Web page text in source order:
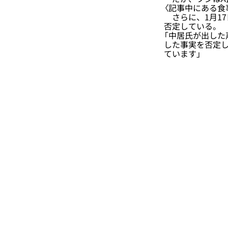
〈記事中にある
さらに、1月17
否定している。
「中居氏が出し
した事実を否定
ています」